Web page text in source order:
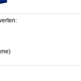
L3397 ,3.0out of5